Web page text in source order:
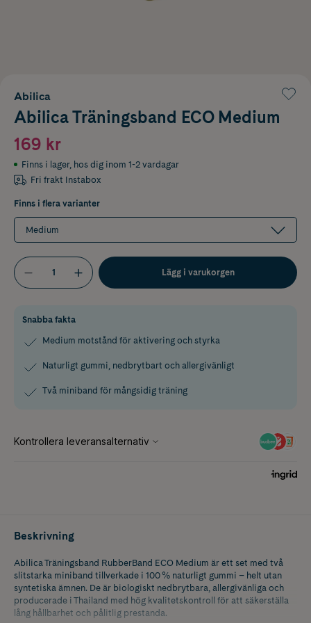
Abilica
Abilica Träningsband ECO Medium
169 kr
Finns i lager, hos dig inom 1-2 vardagar
Fri frakt Instabox
Finns i flera varianter
Medium
Lägg i varukorgen
Snabba fakta
Medium motstånd för aktivering och styrka
Naturligt gummi, nedbrytbart och allergivänligt
Två miniband för mångsidig träning
Beskrivning
Abilica Träningsband RubberBand ECO Medium är ett set med två
slitstarka miniband tillverkade i 100 % naturligt gummi – helt utan
syntetiska ämnen. De är biologiskt nedbrytbara, allergivänliga och
producerade i Thailand med hög kvalitetskontroll för att säkerställa
lång hållbarhet och pålitlig prestanda.